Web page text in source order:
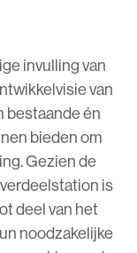
invulling van
van
bestaande én
bieden om
Gezien de
is
deel van het
noodzakelijke